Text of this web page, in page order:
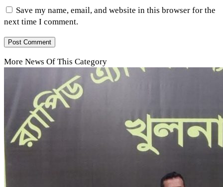
Save my name, email, and website in this browser for the
next time I comment.
More News Of This Category